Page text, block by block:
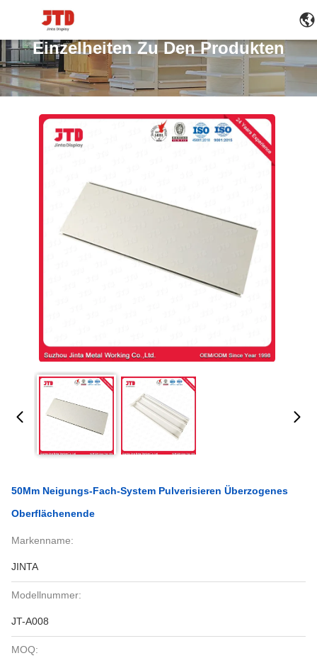
Einzelheiten Zu Den Produkten
50Mm Neigungs-Fach-System Pulverisieren Überzogenes
Oberflächenende
Markenname:
JINTA
Modellnummer:
JT-A008
MOQ: